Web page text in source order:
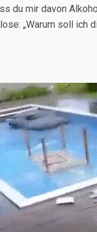
du mir davon
„Warum soll ich